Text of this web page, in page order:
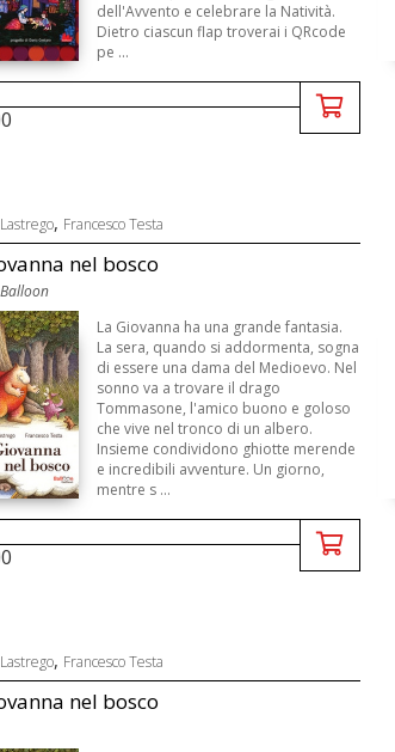
dell'Avvento e celebrare la Natività.
Dietro ciascun flap troverai i QRcode
pe ...
, Francesco Testa
nel bosco
La Giovanna ha una grande fantasia.
La sera, quando si addormenta, sogna
di essere una dama del Medioevo. Nel
sonno va a trovare il drago
Tommasone, l'amico buono e goloso
che vive nel tronco di un albero.
Insieme condividono ghiotte merende
e incredibili avventure. Un giorno,
mentre s ...
, Francesco Testa
nel bosco